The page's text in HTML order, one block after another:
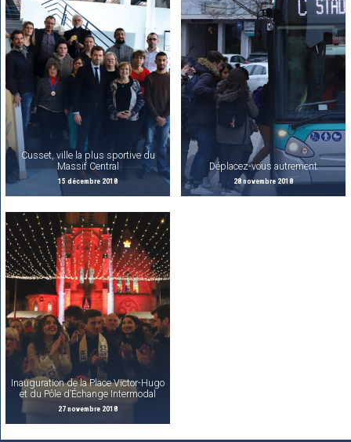
Cusset, ville la plus sportive du
Massif Central
15 décembre 2018
Déplacez-vous autrement
28 novembre 2018
Inauguration de la Place Victor-Hugo
et du Pôle d’Échange Intermodal
27 novembre 2018